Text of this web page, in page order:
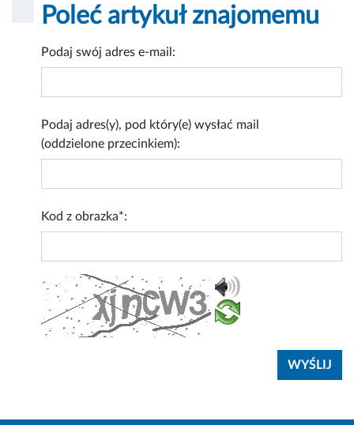
Poleć artykuł znajomemu
Podaj swój adres e-mail:
Podaj adres(y), pod który(e) wysłać mail
(oddzielone przecinkiem):
Kod z obrazka*: